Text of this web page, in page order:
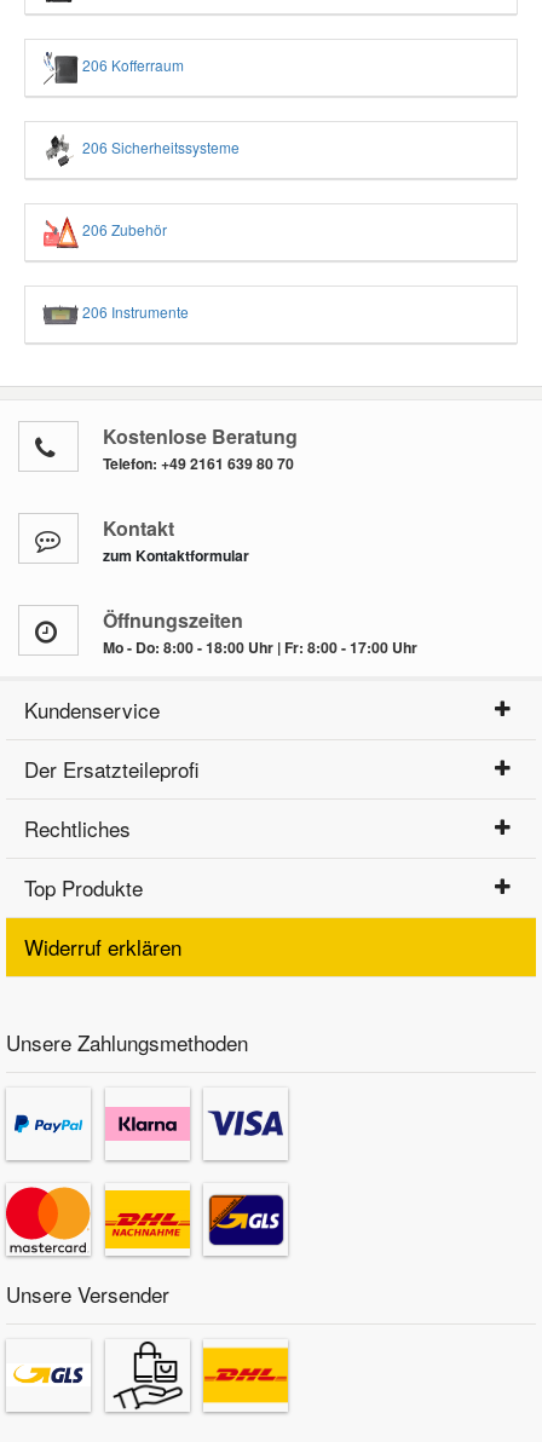
206 Kofferraum
206 Sicherheitssysteme
206 Zubehör
206 Instrumente
Kostenlose Beratung
Telefon: +49 2161 639 80 70
Kontakt
zum Kontaktformular
Öffnungszeiten
Mo - Do: 8:00 - 18:00 Uhr | Fr: 8:00 - 17:00 Uhr
Kundenservice
Der Ersatzteileprofi
Rechtliches
Top Produkte
Widerruf erklären
Unsere Zahlungsmethoden
Unsere Versender